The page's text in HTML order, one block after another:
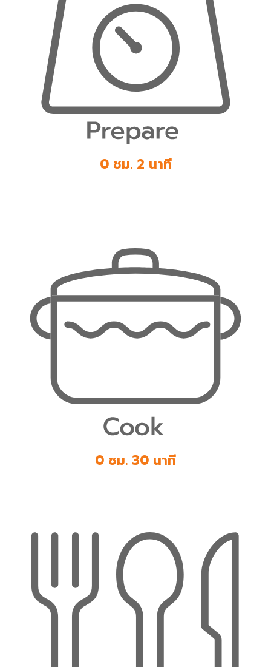
0 ชม. 2 นาที
0 ชม. 30 นาที